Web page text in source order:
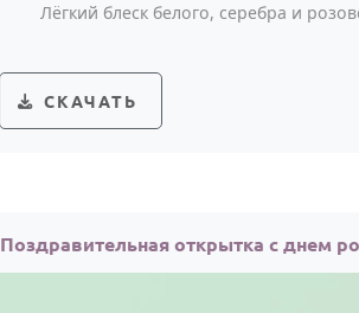
Лёгкий блеск белого, серебра и
СКАЧАТЬ
Поздравительная открытка с днем